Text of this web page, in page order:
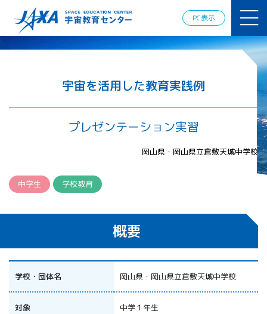
PC表示
ミー
ロスペース
情報の発
信
宇宙を活用
した教育実
践例
体験的学
習機会の
APRSAF（ア
ジア太平洋
地域宇宙機
関会議）宇
宙教育 for
All 分科会
APRSAF宇宙
教育 for All
宇宙を活用した教育実践例
プレゼンテーション実習
岡山県・岡山県立倉敷天城中学校
中学生 学校教育
概要
学校・団体名 岡山県・岡山県立倉敷天城中学校
対象 中学１年生